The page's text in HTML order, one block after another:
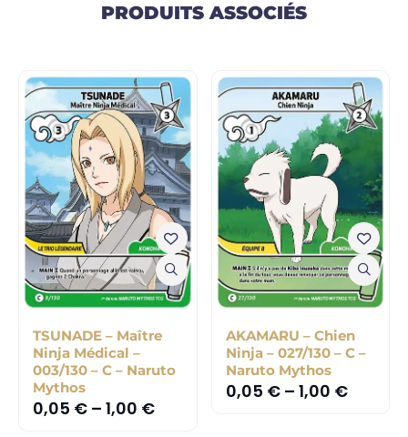
PRODUITS ASSOCIÉS
TSUNADE – Maître
Ninja Médical –
003/130 – C – Naruto
Mythos
0,05 € – 1,00 €
AKAMARU – Chien
Ninja – 027/130 – C –
Naruto Mythos
0,05 €– 1,00 €